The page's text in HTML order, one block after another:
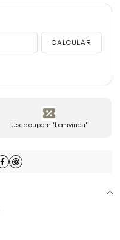
Use o cupom "bemvinda"